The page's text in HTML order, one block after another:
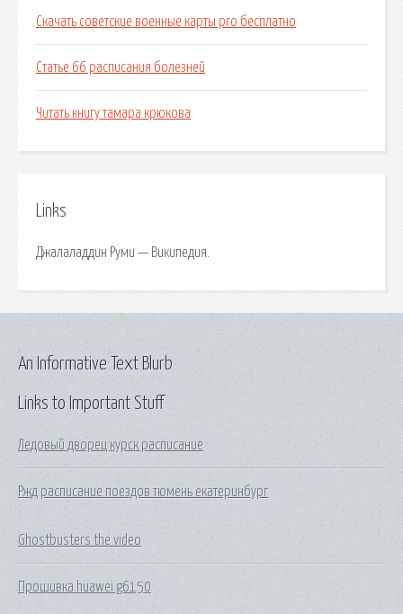
Скачать советские военные карты pro бесплатно
Статье 66 расписания болезней
Читать книгу тамара крюкова
Links
Джалаладдин Руми — Википедия.
Links to Important Stuff
Ледовый дворец курск расписание
Ржд расписание поездов тюмень екатеринбург
Ghostbusters the video
Прошивка huawei g6150
An Informative Text Blurb